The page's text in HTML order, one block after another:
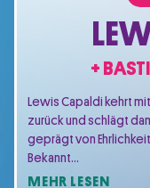
+
Lewis Capaldi kehrt
zurück und schlägt
geprägt von
Bekannt…
MEHR LESEN